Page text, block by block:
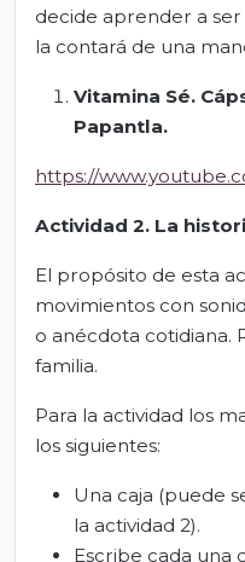
decide aprender a
la contará de una
Vitamina Sé.
Papantla.
https://
Actividad 2. La
El propósito de esta
movimientos con
o anécdota cotidiana.
familia.
Para la actividad los
los siguientes:
Una caja (puede
la actividad 2).
Escribe cada una